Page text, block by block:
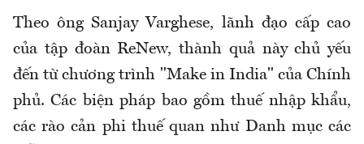
Theo ông Sanjay Varghese, lãnh đạo cấp cao
của tập đoàn ReNew, thành quả này chủ yếu
đến từ chương trình "Make in India" của Chính
phủ. Các biện pháp bao gồm thuế nhập khẩu,
các rào cản phi thuế quan như Danh mục các